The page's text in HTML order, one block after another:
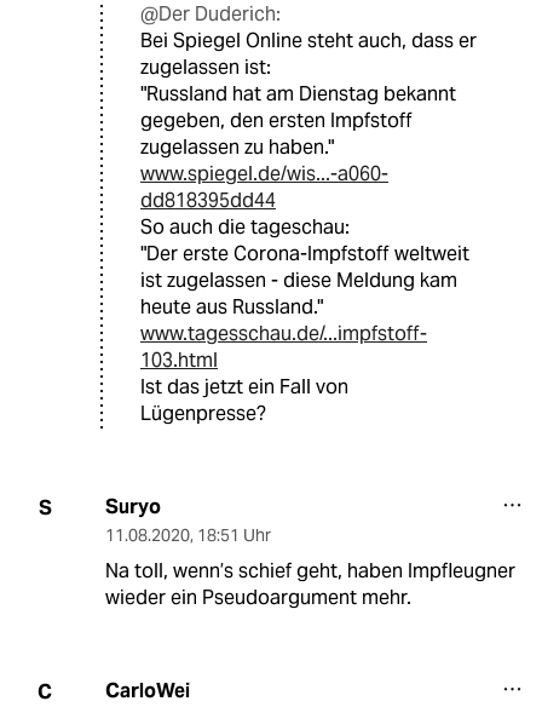
@Der Duderich:
Bei Spiegel Online steht auch, dass er
zugelassen ist:
"Russland hat am Dienstag bekannt
gegeben, den ersten Impfstoff
zugelassen zu haben."
www.spiegel.de/wis...-a060-
dd818395dd44
So auch die tageschau:
"Der erste Corona-Impfstoff weltweit
ist zugelassen - diese Meldung kam
heute aus Russland."
www.tagesschau.de/...impfstoff-
103.html
Ist das jetzt ein Fall von
Lügenpresse?
S Suryo
11.08.2020, 18:51 Uhr
Na toll, wenn’s schief geht, haben Impfleugner
wieder ein Pseudoargument mehr.
C CarloWei